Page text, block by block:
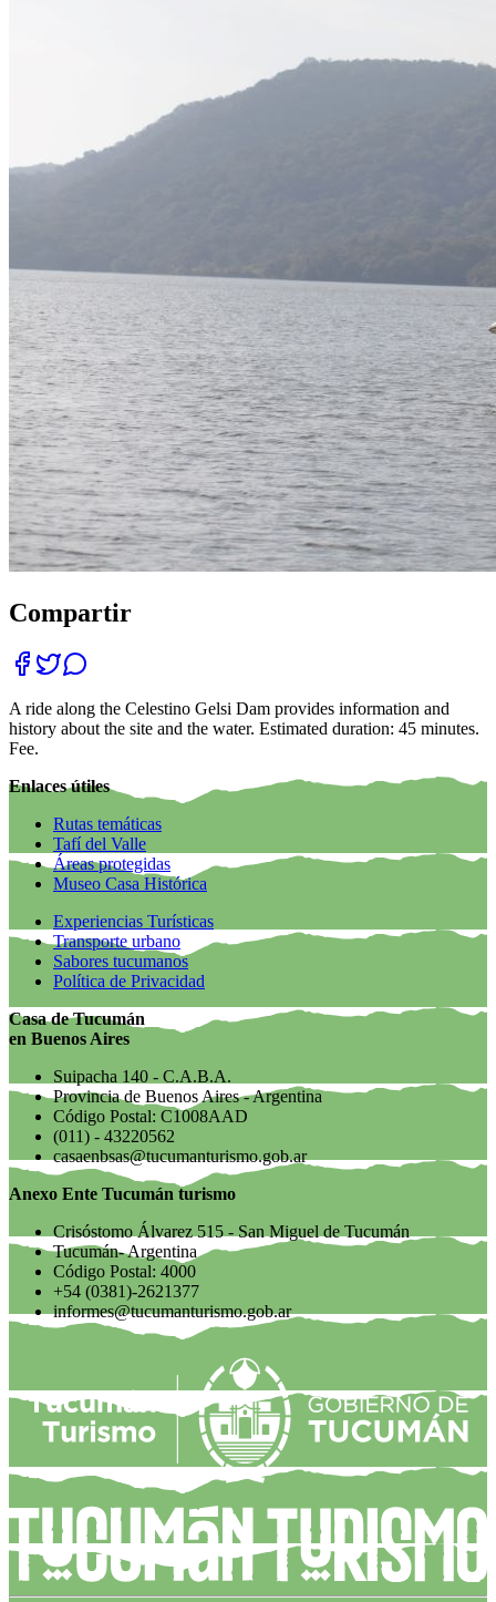
Compartir
A ride along the Celestino Gelsi Dam provides information and
history about the site and the water. Estimated duration: 45 minutes.
Fee.
Enlaces útiles
Rutas temáticas
Tafí del Valle
Áreas protegidas
Museo Casa Histórica
Experiencias Turísticas
Transporte urbano
Sabores tucumanos
Política de Privacidad
Casa de Tucumán
en Buenos Aires
Suipacha 140 - C.A.B.A.
Provincia de Buenos Aires - Argentina
Código Postal: C1008AAD
(011) - 43220562
casaenbsas@tucumanturismo.gob.ar
Anexo Ente Tucumán turismo
Crisóstomo Álvarez 515 - San Miguel de Tucumán
Tucumán- Argentina
Código Postal: 4000
+54 (0381)-2621377
informes@tucumanturismo.gob.ar